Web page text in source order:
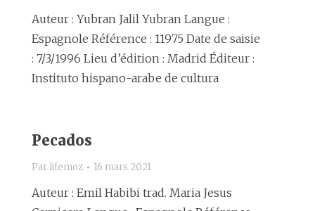
Auteur : Yubran Jalil Yubran Langue :
Espagnole Référence : 11975 Date de saisie
: 7/3/1996 Lieu d’édition : Madrid Éditeur :
Instituto hispano-arabe de cultura
Pecados
Par lifemoz 16 mars 2021
Auteur : Emil Habibi trad. Maria Jesus